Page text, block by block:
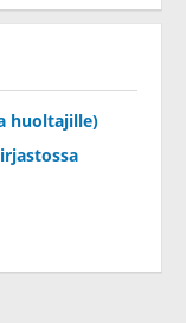
huoltajille)